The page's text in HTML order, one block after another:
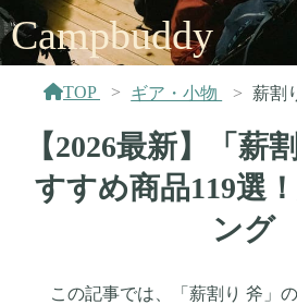
Campbuddy
TOP ギア・小物 薪割
【2026最新】「薪
すすめ商品119選
ング
この記事では、「薪割り 斧」